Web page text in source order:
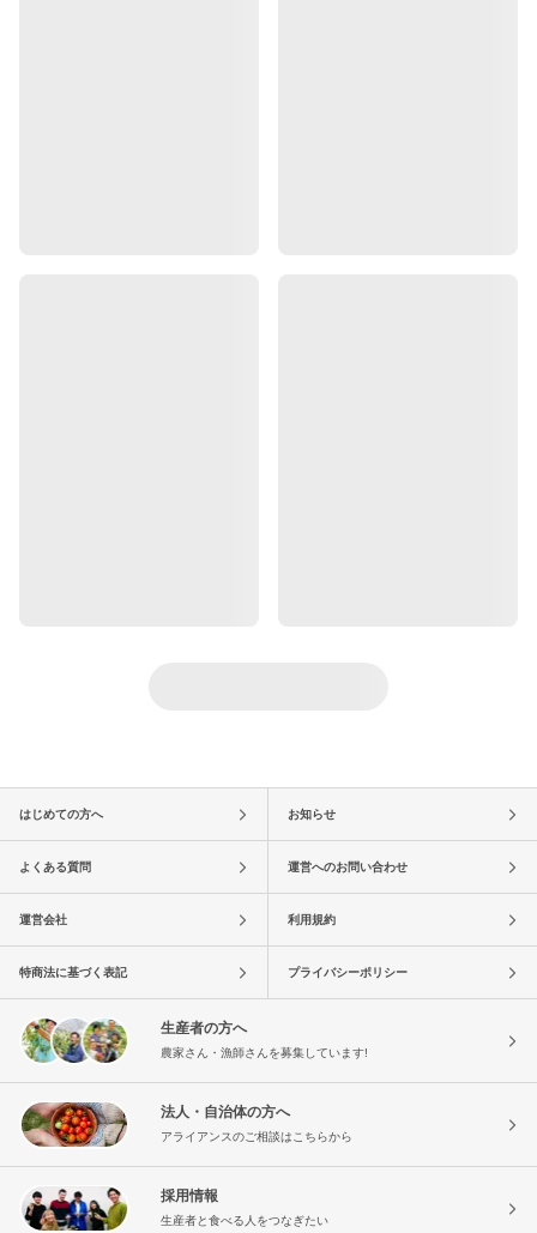
はじめての方へ お知らせ
よくある質問 運営へのお問い合わせ
運営会社 利用規約
特商法に基づく表記 プライバシーポリシー
生産者の方へ
農家さん・漁師さんを募集しています!
法人・自治体の方へ
アライアンスのご相談はこちらから
採用情報
生産者と食べる人をつなぎたい